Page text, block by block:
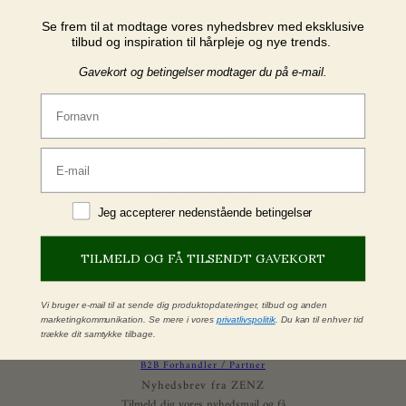
økologiske ingredienser.
Produkterne er udviklet med omtanke for både din sundhed og planeten i
emballage af genanvendt plastik.
2400 København NV
Vilkår og betingelser
Konkurrencebetingelser
Privatlivspolitik
Cookies
Spørgsmål & svar
Certificeringer
Vision & mission
B2B Forhandler / Partner
Nyhedsbrev fra ZENZ
Se frem til at modtage vores nyhedsbrev med eksklusive
tilbud og inspiration til hårpleje og nye trends.
Gavekort og betingelser modtager du på e-mail.
Fornavn
Email
Jeg accepterer betingelser
Jeg accepterer nedenstående betingelser
TILMELD OG FÅ TILSENDT GAVEKORT
Vi bruger e-mail til at sende dig produktopdateringer, tilbud og anden
marketingkommunikation. Se mere i vores privatlivspolitik. Du kan til enhver tid
trække dit samtykke tilbage.